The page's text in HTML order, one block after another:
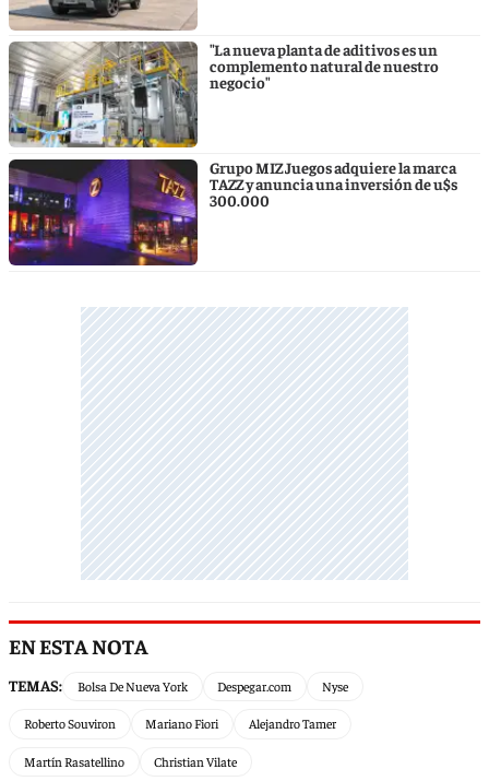
"La nueva planta de aditivos es un
complemento natural de nuestro
negocio"
Grupo MIZ Juegos adquiere la marca
TAZZ y anuncia una inversión de u$s
300.000
EN ESTA NOTA
TEMAS: Bolsa De Nueva York Despegar.com Nyse
Roberto Souviron Mariano Fiori Alejandro Tamer
Martín Rasatellino Christian Vilate